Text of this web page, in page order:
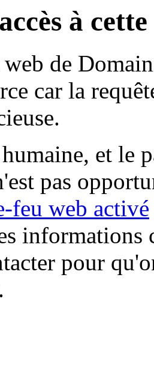
à
de
car la
et le
pas
feu web activé
informations
pour